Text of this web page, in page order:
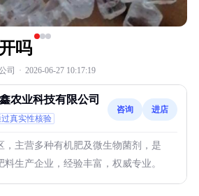
吗
司 · 2026-06-27 10:17:19
农业科技有限公司
真实性核验
咨询 进店
，主营多种有机肥及微生物菌剂，是
生产企业，经验丰富，权威专业。